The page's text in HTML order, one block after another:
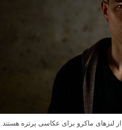
لنزهای ماکرو برای عکاسی پرتره هستند.